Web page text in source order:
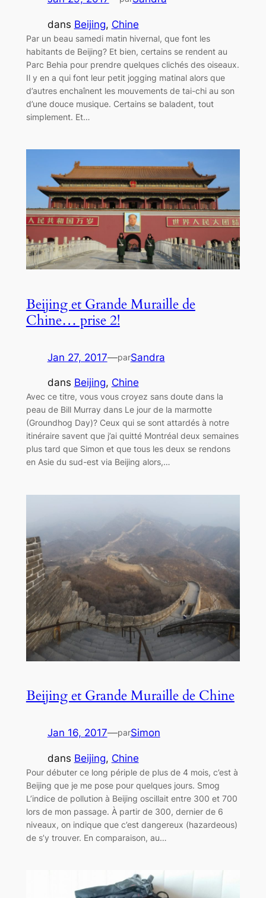
dans Beijing, Chine
Par un beau samedi matin hivernal, que font les
habitants de Beijing? Et bien, certains se rendent au
Parc Behia pour prendre quelques clichés des oiseaux.
Il y en a qui font leur petit jogging matinal alors que
d’autres enchaînent les mouvements de tai-chi au son
d’une douce musique. Certains se baladent, tout
simplement. Et…
Beijing et Grande Muraille de
Chine… prise 2!
Jan 27, 2017—parSandra
dans Beijing, Chine
Avec ce titre, vous vous croyez sans doute dans la
peau de Bill Murray dans Le jour de la marmotte
(Groundhog Day)? Ceux qui se sont attardés à notre
itinéraire savent que j’ai quitté Montréal deux semaines
plus tard que Simon et que tous les deux se rendons
en Asie du sud-est via Beijing alors,…
Beijing et Grande Muraille de Chine
Jan 16, 2017—parSimon
dans Beijing, Chine
​Pour débuter ce long périple de plus de 4 mois, c’est à
Beijing que je me pose pour quelques jours. Smog
L’indice de pollution à Beijing oscillait entre 300 et 700
lors de mon passage. À partir de 300, dernier de 6
niveaux, on indique que c’est dangereux (hazardeous)
de s’y trouver. En comparaison, au…